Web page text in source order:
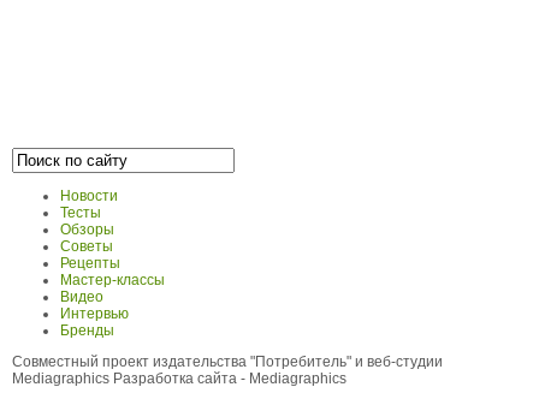
Новости
Тесты
Обзоры
Советы
Рецепты
Мастер-классы
Видео
Интервью
Бренды
Совместный проект издательства "Потребитель" и веб-студии
Mediagraphics Разработка сайта - Mediagraphics